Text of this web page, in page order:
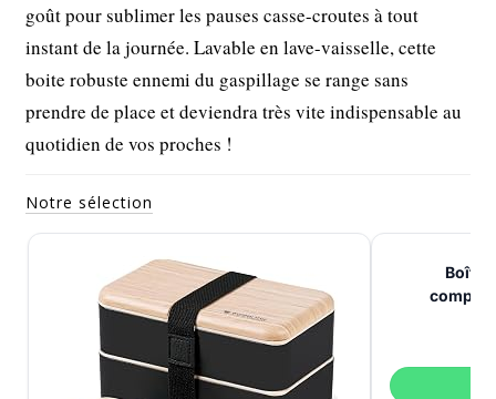
goût pour sublimer les pauses casse-croutes à tout
instant de la journée. Lavable en lave-vaisselle, cette
boite robuste ennemi du gaspillage se range sans
prendre de place et deviendra très vite indispensable au
quotidien de vos proches !
Notre sélection
Boîte